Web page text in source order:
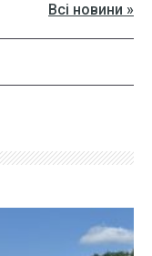
Всі новини »